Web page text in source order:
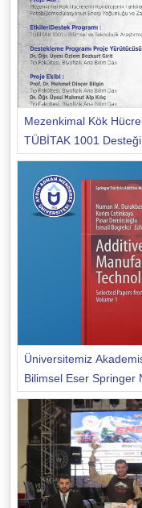
Mezenkimal Kök
TÜBİTAK 1001 Desteği
Üniversitemiz
Bilimsel Eser Springer